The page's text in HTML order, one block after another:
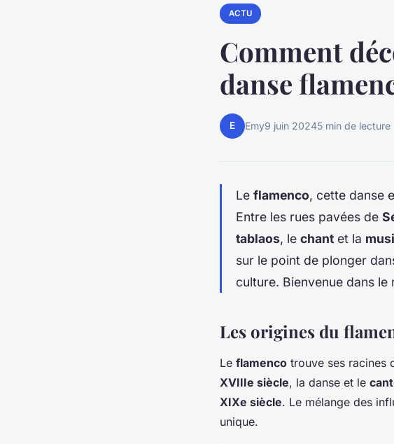
ACTU
Comment
danse
E Emy9 juin 20245 min de lecture
Le flamenco, cette danse
Entre les rues pavées de
tablaos, le chant et la
sur le point de plonger
culture. Bienvenue dans
Les origines du
Le flamenco trouve ses racines
XVIIIe siècle, la danse et le
XIXe siècle. Le mélange des
unique.